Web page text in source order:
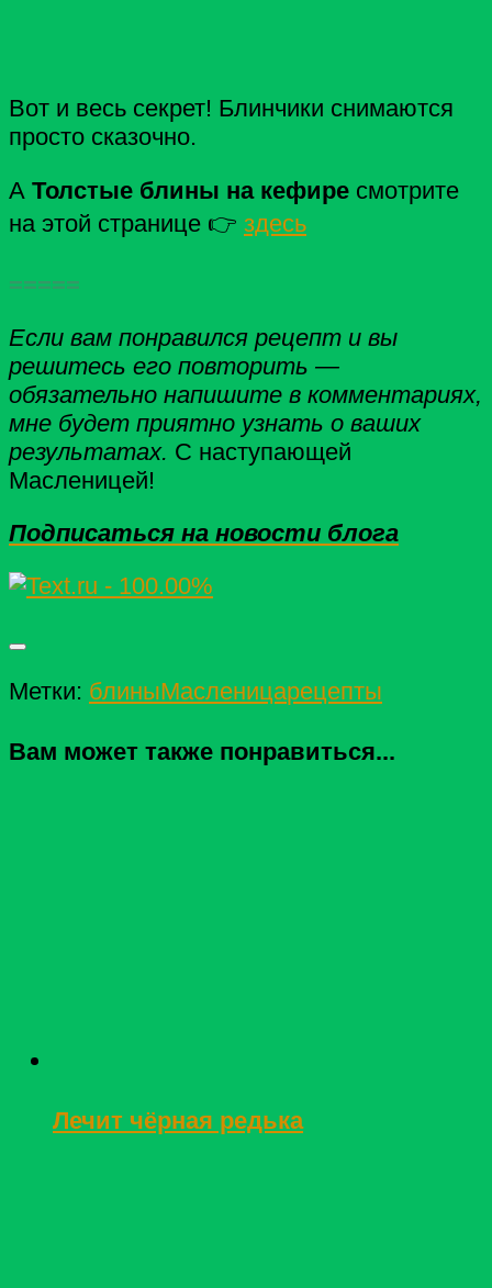
Вот и весь секрет! Блинчики снимаются
просто сказочно.
А Толстые блины на кефире смотрите
на этой странице 👉 здесь
=====
Если вам понравился рецепт и вы
решитесь его повторить —
обязательно напишите в комментариях,
мне будет приятно узнать о ваших
результатах. С наступающей
Масленицей!
Подписаться на новости блога
Метки: блиныМасленицарецепты
Вам может также понравиться...
Лечит чёрная редька